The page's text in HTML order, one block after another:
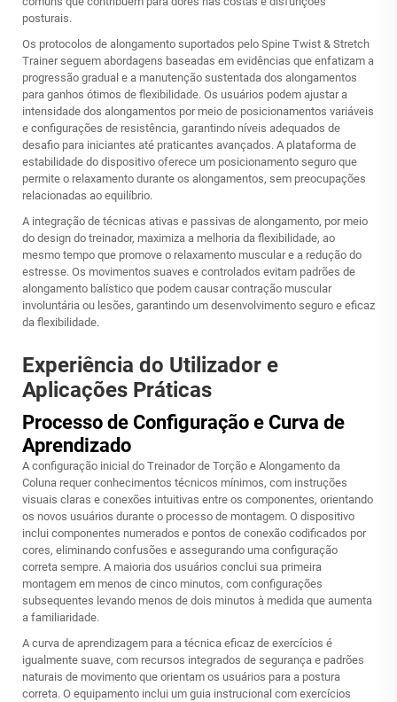
posturais.
Os protocolos de alongamento suportados pelo Spine Twist & Stretch
Trainer seguem abordagens baseadas em evidências que enfatizam a
progressão gradual e a manutenção sustentada dos alongamentos
para ganhos ótimos de flexibilidade. Os usuários podem ajustar a
intensidade dos alongamentos por meio de posicionamentos variáveis
e configurações de resistência, garantindo níveis adequados de
desafio para iniciantes até praticantes avançados. A plataforma de
estabilidade do dispositivo oferece um posicionamento seguro que
permite o relaxamento durante os alongamentos, sem preocupações
relacionadas ao equilíbrio.
A integração de técnicas ativas e passivas de alongamento, por meio
do design do treinador, maximiza a melhoria da flexibilidade, ao
mesmo tempo que promove o relaxamento muscular e a redução do
estresse. Os movimentos suaves e controlados evitam padrões de
alongamento balístico que podem causar contração muscular
involuntária ou lesões, garantindo um desenvolvimento seguro e eficaz
da flexibilidade.
Experiência do Utilizador e
Aplicações Práticas
Processo de Configuração e Curva de
Aprendizado
A configuração inicial do Treinador de Torção e Alongamento da
Coluna requer conhecimentos técnicos mínimos, com instruções
visuais claras e conexões intuitivas entre os componentes, orientando
os novos usuários durante o processo de montagem. O dispositivo
inclui componentes numerados e pontos de conexão codificados por
cores, eliminando confusões e assegurando uma configuração
correta sempre. A maioria dos usuários conclui sua primeira
montagem em menos de cinco minutos, com configurações
subsequentes levando menos de dois minutos à medida que aumenta
a familiaridade.
A curva de aprendizagem para a técnica eficaz de exercícios é
igualmente suave, com recursos integrados de segurança e padrões
naturais de movimento que orientam os usuários para a postura
correta. O equipamento inclui um guia instrucional com exercícios